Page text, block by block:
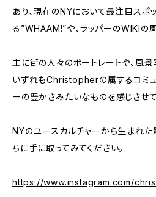
あり、現在のNYにおいて最注目スポ
る”WHAAM!”や、ラッパーのWIKIの
主に街の人々のポートレートや、風
いずれもChristopherの属するコミ
ーの豊かさみたいなものを感じさせ
NYのユースカルチャーから生まれた
ちに手に取ってみてください。
https://www.instagram.com/